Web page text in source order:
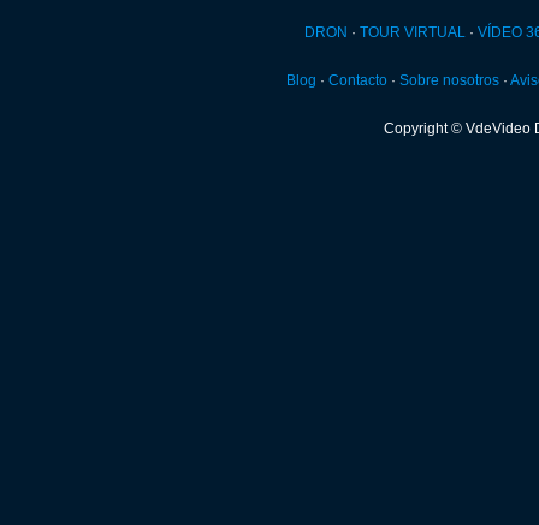
DRON · TOUR VIRTUAL· VÍDEO
Blog · Contacto· Sobre nosotros·
Copyright © VdeVideo